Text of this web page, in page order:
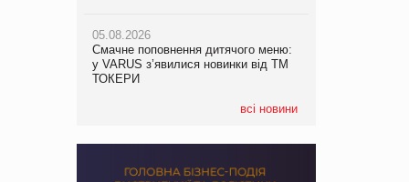
05.08.2026
Смачне поповнення дитячого меню:
у VARUS з’явилися новинки від ТМ
ТОКЕРИ
всі новини
04.08.2026
Через атаку РФ у Дніпрі пошкоджено
склад шоколаду Millennium